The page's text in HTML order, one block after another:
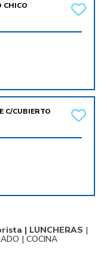
CHICO
C/CUBIERTO
| LUNCHERAS |
| COCINA